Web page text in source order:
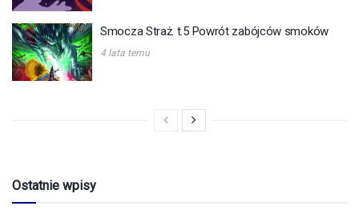
Smocza Straż. t.5 Powrót zabójców smoków
4 lata temu
Ostatnie wpisy